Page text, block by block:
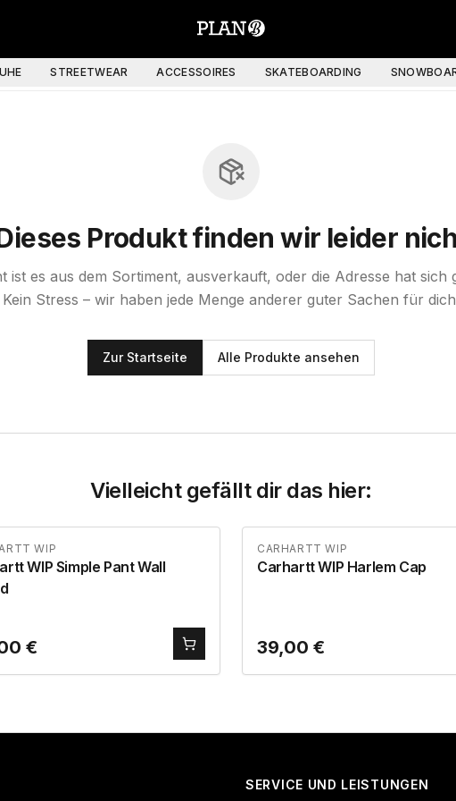
STREETWEAR ACCESSOIRES SKATEBOARDING
Produkt finden wir leider
ist es aus dem Sortiment, ausverkauft, oder die Adresse hat sich
Kein Stress – wir haben jede Menge anderer guter Sachen für
Zur Startseite Alle Produkte ansehen
Vielleicht gefällt dir das hier:
WIP
WIP Simple Pant Wall
€
CARHARTT WIP
Carhartt WIP Harlem Cap
39,00 €
SERVICE UND LEISTUNGEN